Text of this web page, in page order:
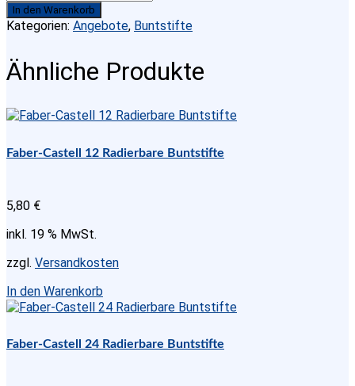
In den Warenkorb
Kategorien: Angebote, Buntstifte
Ähnliche Produkte
Faber-Castell 12 Radierbare Buntstifte
5,80 €
inkl. 19 % MwSt.
zzgl. Versandkosten
In den Warenkorb
Faber-Castell 24 Radierbare Buntstifte